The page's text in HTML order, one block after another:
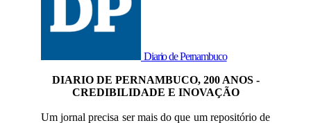
Diario de Pernambuco
DIARIO DE PERNAMBUCO, 200 ANOS -
CREDIBILIDADE E INOVAÇÃO
Um jornal precisa ser mais do que um repositório de